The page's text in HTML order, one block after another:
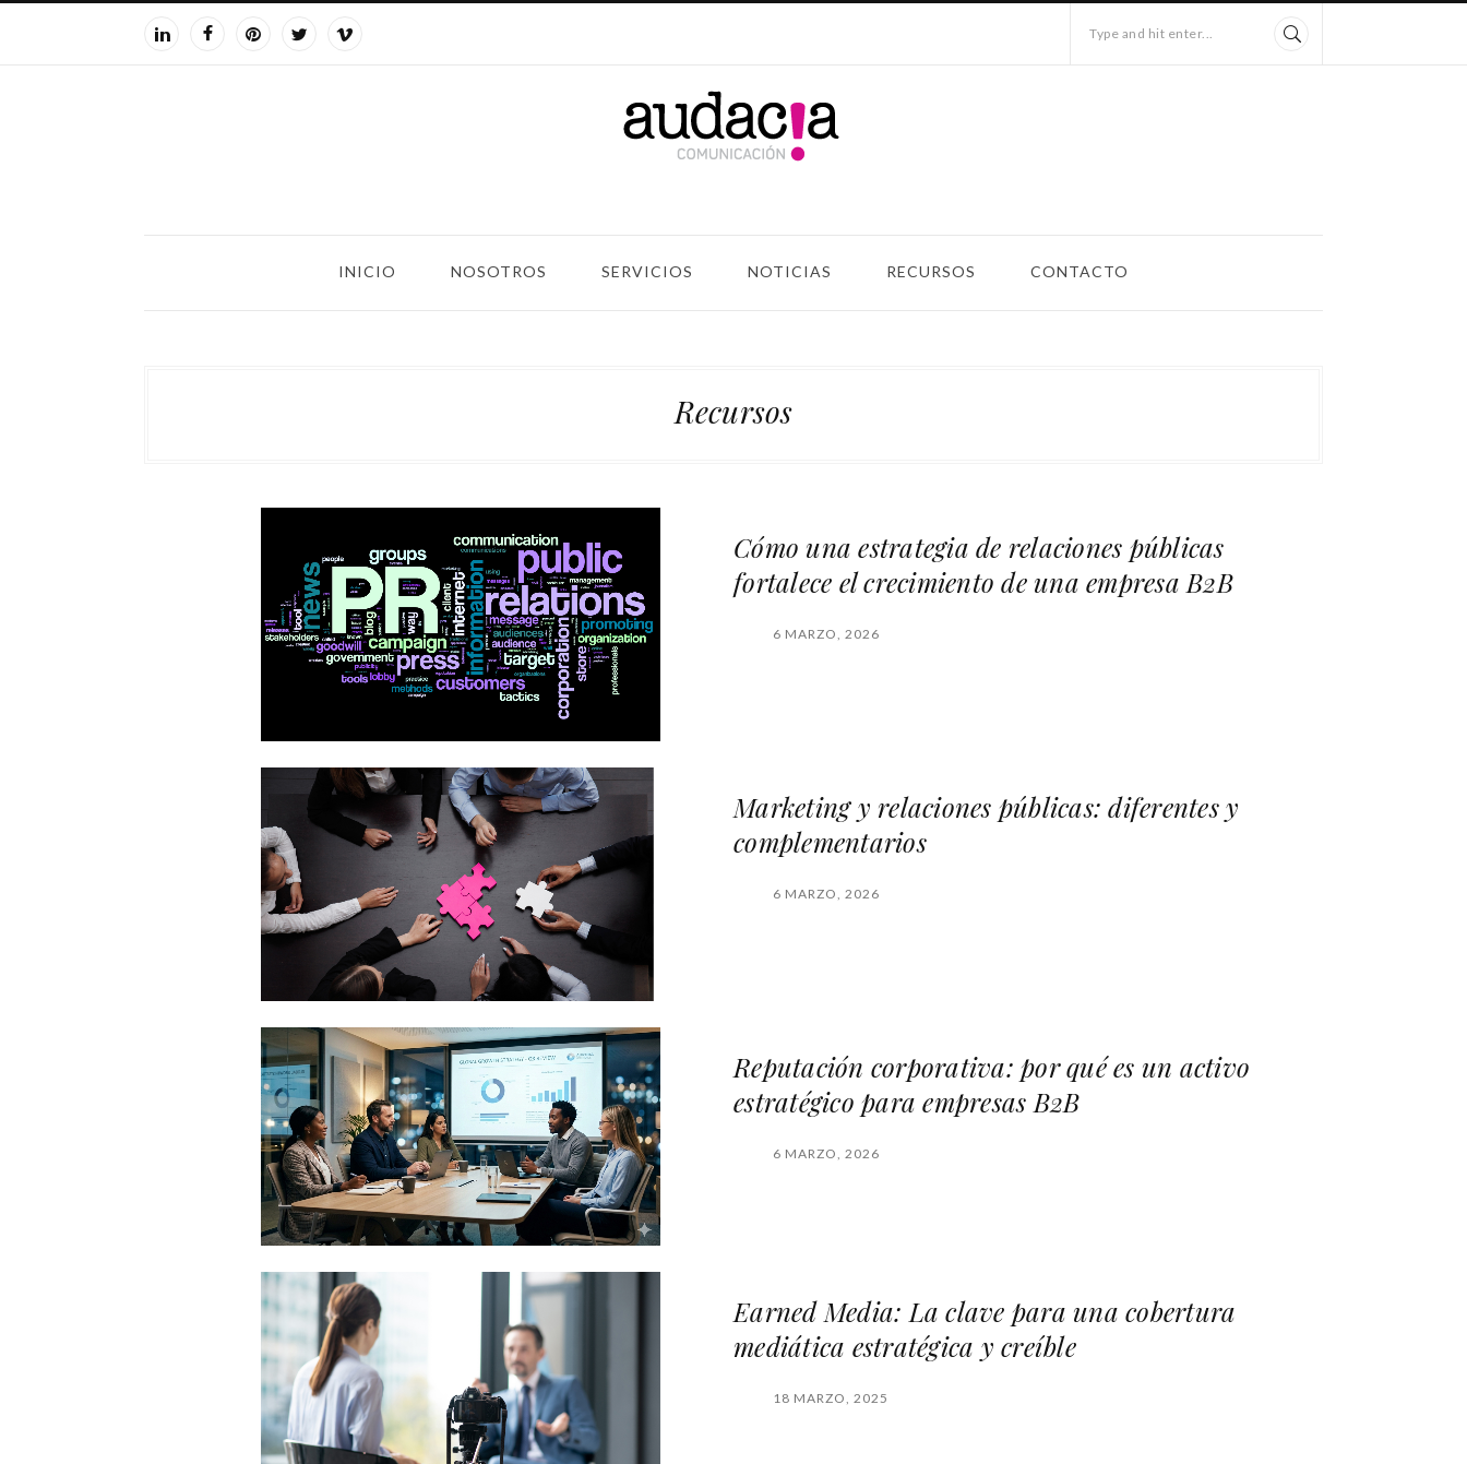
Type and hit enter...
INICIO NOSOTROS SERVICIOS NOTICIAS RECURSOS CONTACTO
Recursos
Cómo una estrategia de relaciones públicas
fortalece el crecimiento de una empresa B2B
6 MARZO, 2026
Marketing y relaciones públicas: diferentes y
complementarios
6 MARZO, 2026
Reputación corporativa: por qué es un activo
estratégico para empresas B2B
6 MARZO, 2026
Earned Media: La clave para una cobertura
mediática estratégica y creíble
18 MARZO, 2025